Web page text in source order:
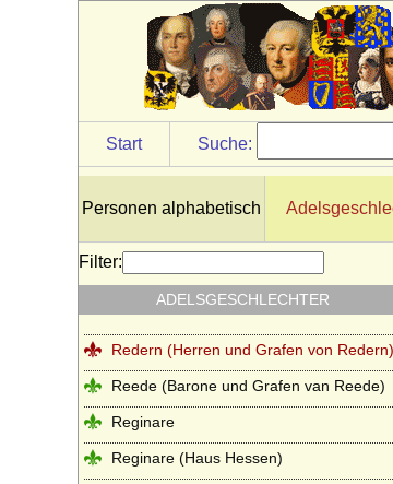
Start Suche:
Personen alphabetisch
Filter:
ADELSGESCHLECHTER
Grafen von Quadt zu Wykradt)
Quitzow
Ramin (Herren von Ramin)
Rantzau (Adelsfamilie Rantzau)
Raschkau (Raschke, Raschkow,
Raschkauw), Herren von R.
Rautter (Herren von Rautter und Grafen
von Rautter-Willkamm)
Recke
Reden (Rehden, Rheden), Herren,
Freiherren und Graf von Reden
Redern (Herren und Grafen von Redern)
Reede (Barone und Grafen van Reede)
Reginare
Reginare (Haus Hessen)